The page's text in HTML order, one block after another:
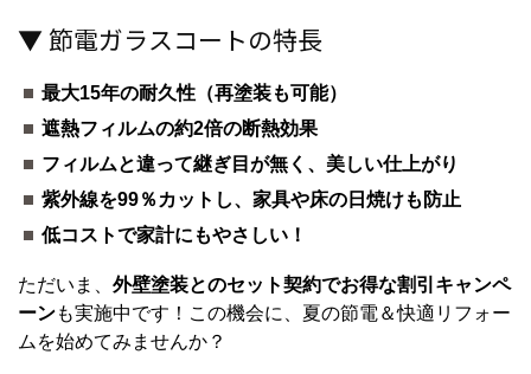
▼ 節電ガラスコートの特長
最大15年の耐久性（再塗装も可能）
遮熱フィルムの約2倍の断熱効果
フィルムと違って継ぎ目が無く、美しい仕上がり
紫外線を99％カットし、家具や床の日焼けも防止
低コストで家計にもやさしい！
ただいま、 外壁塗装とのセット契約でお得な割引キャンペ
ーンも実施中です！この機会に、夏の節電＆快適リフォー
ムを始めてみませんか？